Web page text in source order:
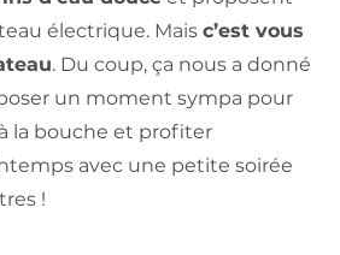
électrique. Mais c’est vous
. Du coup, ça nous a donné
un moment sympa pour
la bouche et profiter
avec une petite soirée
!